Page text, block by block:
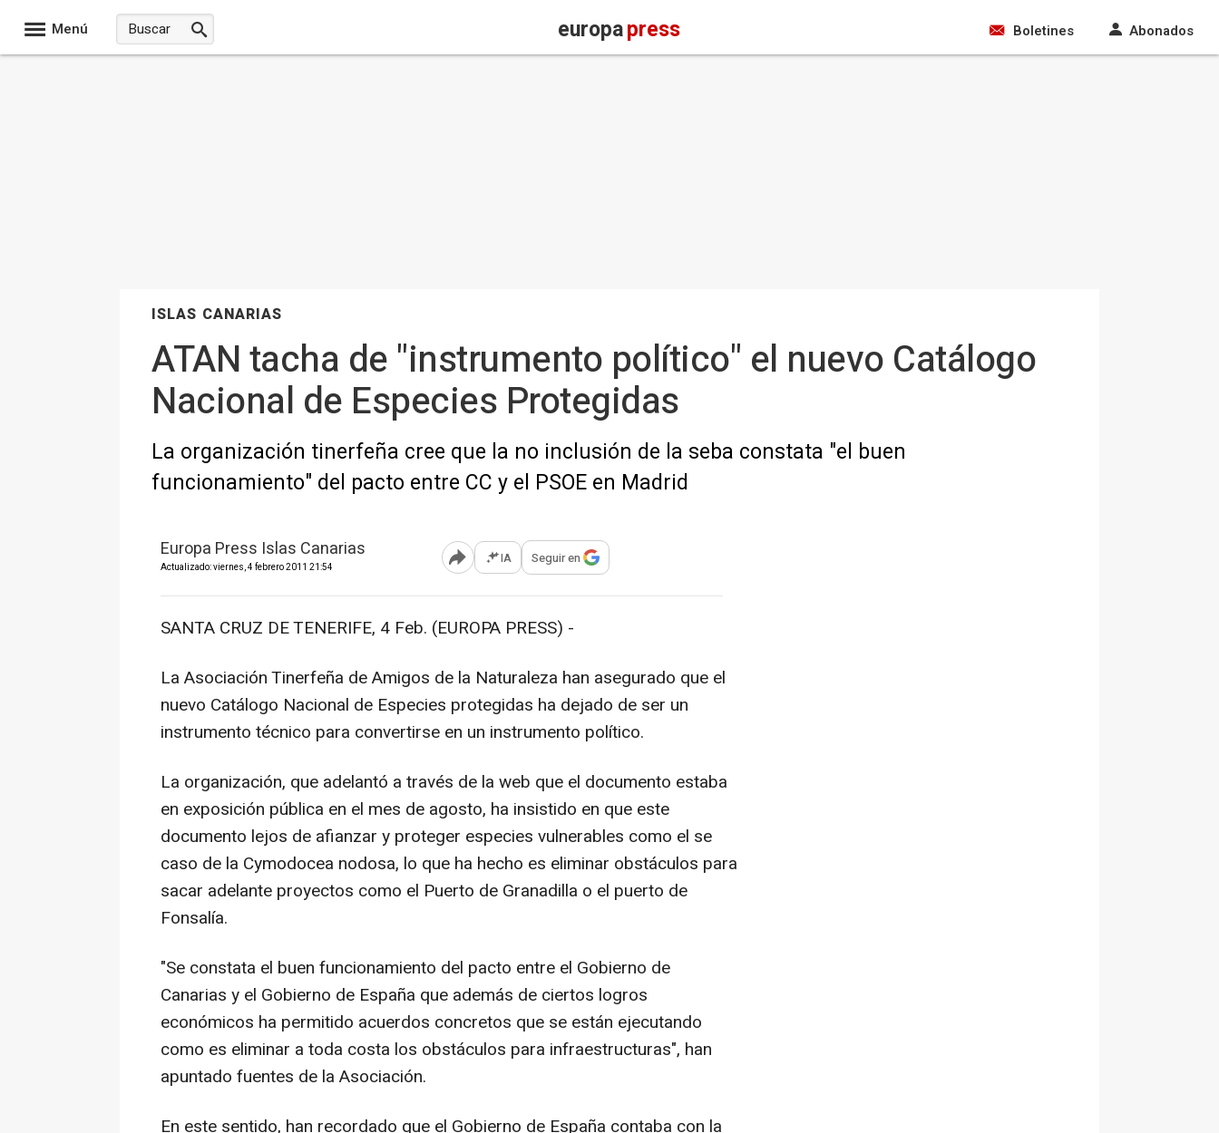
Menú europapress Boletines Abonados
ISLAS CANARIAS
ATAN tacha de "instrumento político" el nuevo Catálogo
Nacional de Especies Protegidas
La organización tinerfeña cree que la no inclusión de la seba constata "el buen
funcionamiento" del pacto entre CC y el PSOE en Madrid
Europa Press Islas Canarias
Actualizado: viernes, 4 febrero 2011 21:54 Abrir opciones para compartir
IA Seguir en
SANTA CRUZ DE TENERIFE, 4 Feb. (EUROPA PRESS) -
La Asociación Tinerfeña de Amigos de la Naturaleza han asegurado que el
nuevo Catálogo Nacional de Especies protegidas ha dejado de ser un
instrumento técnico para convertirse en un instrumento político.
La organización, que adelantó a través de la web que el documento estaba
en exposición pública en el mes de agosto, ha insistido en que este
documento lejos de afianzar y proteger especies vulnerables como el se
caso de la Cymodocea nodosa, lo que ha hecho es eliminar obstáculos para
sacar adelante proyectos como el Puerto de Granadilla o el puerto de
Fonsalía.
"Se constata el buen funcionamiento del pacto entre el Gobierno de
Canarias y el Gobierno de España que además de ciertos logros
económicos ha permitido acuerdos concretos que se están ejecutando
como es eliminar a toda costa los obstáculos para infraestructuras", han
apuntado fuentes de la Asociación.
En este sentido, han recordado que el Gobierno de España contaba con la